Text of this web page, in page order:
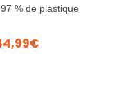
% de plastique
en...